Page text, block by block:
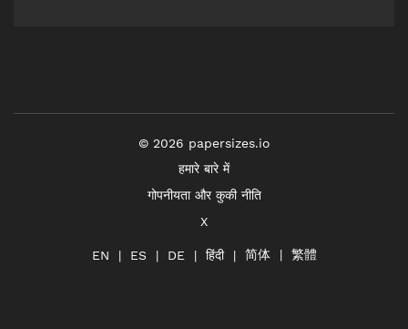
© 2026 papersizes.io
हमारे बारे में
गोपनीयता और कुकी नीति
X
EN ES DE हिंदी 简体 繁體